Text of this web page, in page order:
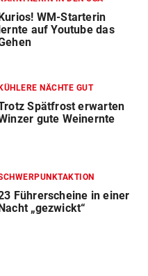
Kurios! WM-Starterin
lernte auf Youtube das
KÜHLERE NÄCHTE GUT
Spätfrost erwarten
gute Weinernte
Führerscheine in einer
Nacht „gezwickt“